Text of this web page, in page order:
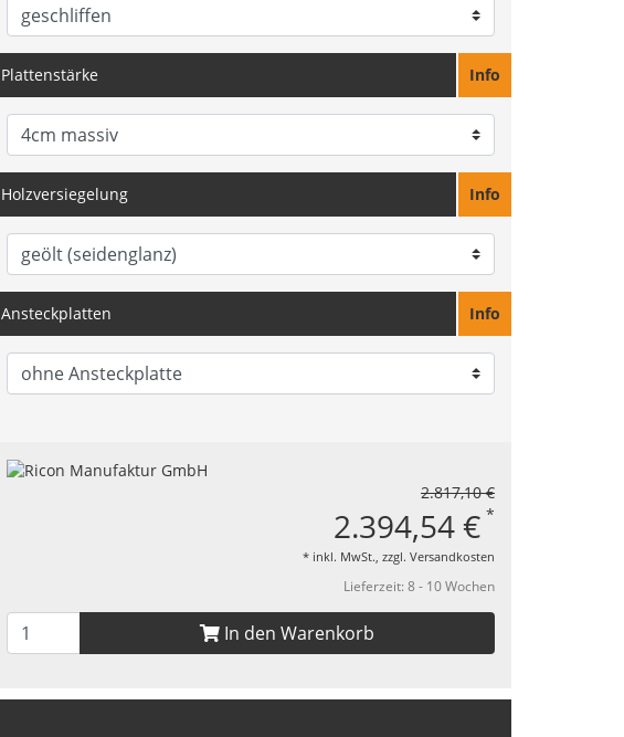
Plattenstärke Info
Holzversiegelung Info
Ansteckplatten Info
2.817,10 €
2.394,54 € *
* inkl. MwSt., zzgl. Versandkosten
Lieferzeit: 8 - 10 Wochen
In den Warenkorb